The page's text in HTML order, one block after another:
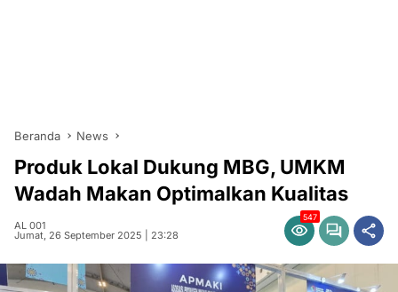
Beranda News
Produk Lokal Dukung MBG, UMKM
Wadah Makan Optimalkan Kualitas
AL 001
Jumat, 26 September 2025 | 23:28
547